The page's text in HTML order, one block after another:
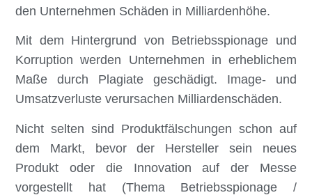
den Unternehmen Schäden in Milliardenhöhe.
Mit dem Hintergrund von Betriebsspionage und
Korruption werden Unternehmen in erheblichem
Maße durch Plagiate geschädigt. Image- und
Umsatzverluste verursachen Milliardenschäden.
Nicht selten sind Produktfälschungen schon auf
dem Markt, bevor der Hersteller sein neues
Produkt oder die Innovation auf der Messe
vorgestellt hat (Thema Betriebsspionage /